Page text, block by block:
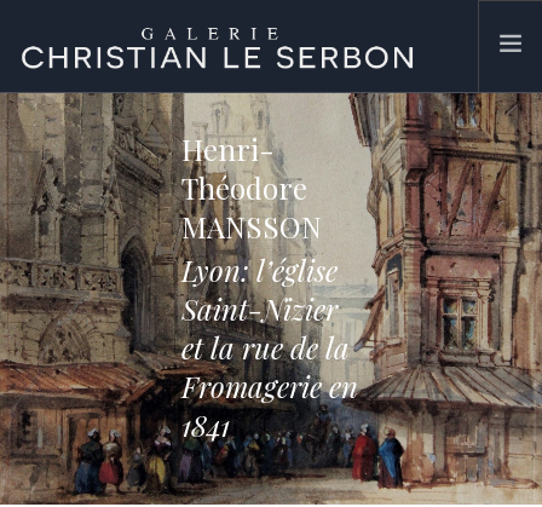
ACCUEIL
ŒUVRES
GALERIE
CONTACT
SEARCH SITE
Henri-
Théodore
MANSSON
Lyon: l’église
Saint-Nizier
et la rue de la
Fromagerie en
1841